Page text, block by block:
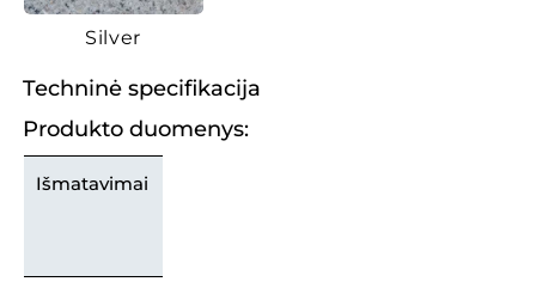
Silver
Techninė specifikacija
Produkto duomenys:
Išmatavimai